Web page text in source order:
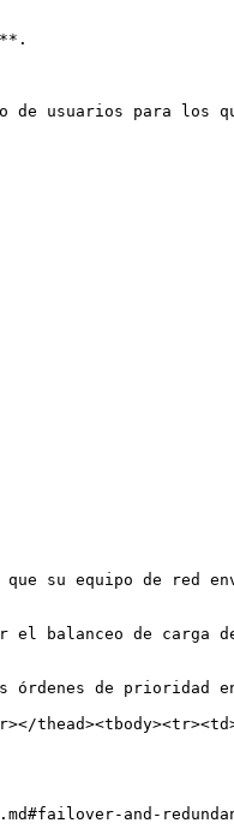
usuarios para los
que su equipo de red
balanceo de carga
órdenes de prioridad
and-